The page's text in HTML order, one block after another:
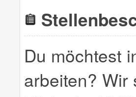
Du möchtest
arbeiten? Wir